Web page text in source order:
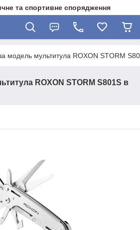
та спортивне спорядження
модель мультитула ROXON STORM
ROXON STORM S801S в